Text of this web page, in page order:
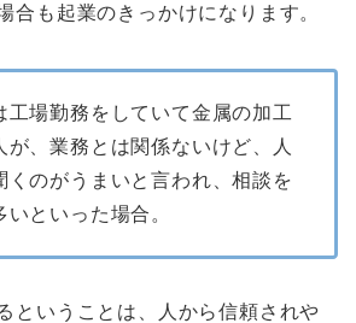
合も起業のきっかけになります。
工場勤務をしていて金属の加工
が、業務とは関係ないけど、人
くのがうまいと言われ、相談を
といった場合。
ということは、人から信頼されや